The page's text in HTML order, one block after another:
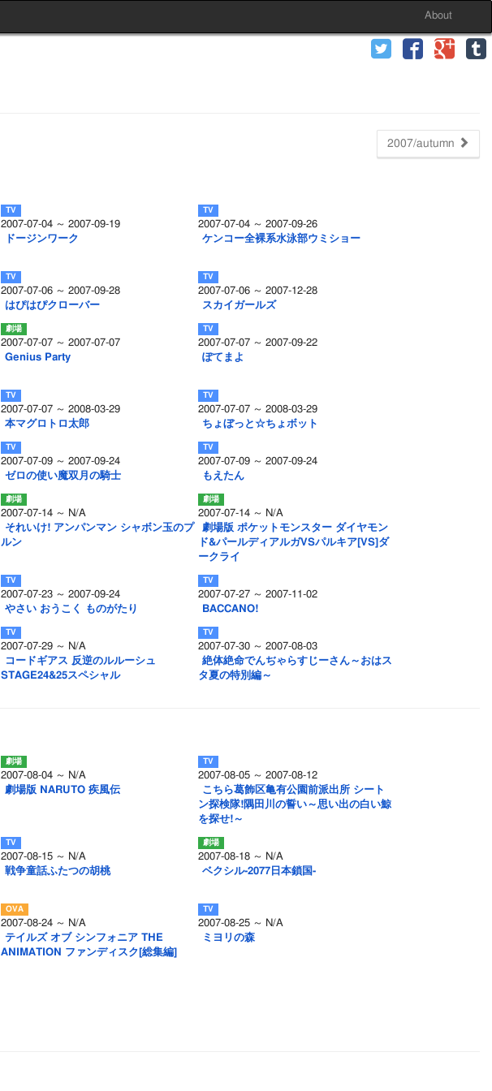
About
2007/autumn
2007-07-04 ～ 2007-09-19
ドージンワーク
2007-07-04 ～ 2007-09-26
ケンコー全裸系水泳部ウミショー
2007-07-06 ～ 2007-09-28
はぴはぴクローバー
2007-07-06 ～ 2007-12-28
スカイガールズ
2007-07-07 ～ 2007-07-07
Genius Party
2007-07-07 ～ 2007-09-22
ぽてまよ
2007-07-07 ～ 2008-03-29
本マグロトロ太郎
2007-07-07 ～ 2008-03-29
ちょぼっと☆ちょボット
2007-07-09 ～ 2007-09-24
ゼロの使い魔双月の騎士
2007-07-09 ～ 2007-09-24
もえたん
2007-07-14 ～ N/A
それいけ! アンパンマン シャボン玉のプ
ルン
2007-07-14 ～ N/A
劇場版 ポケットモンスター ダイヤモン
ド&パールディアルガVSパルキア[VS]ダ
ークライ
2007-07-23 ～ 2007-09-24
やさい おうこく ものがたり
2007-07-27 ～ 2007-11-02
BACCANO!
2007-07-29 ～ N/A
コードギアス 反逆のルルーシュ
STAGE24&25スペシャル
2007-07-30 ～ 2007-08-03
絶体絶命でんぢゃらすじーさん～おはス
タ夏の特別編～
2007-08-04 ～ N/A
劇場版 NARUTO 疾風伝
2007-08-05 ～ 2007-08-12
こちら葛飾区亀有公園前派出所 シート
ン探検隊!隅田川の誓い～思い出の白い鯨
を探せ!～
2007-08-15 ～ N/A
戦争童話ふたつの胡桃
2007-08-18 ～ N/A
ベクシル-2077日本鎖国-
2007-08-24 ～ N/A
テイルズ オブ シンフォニア THE
ANIMATION ファンディスク[総集編]
2007-08-25 ～ N/A
ミヨリの森